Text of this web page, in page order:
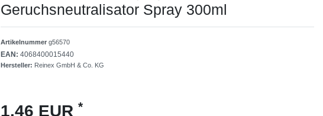
Geruchsneutralisator Spray 300ml
Artikelnummer g56570
EAN: 4068400015440
Hersteller: Reinex GmbH & Co. KG
1,46 EUR *